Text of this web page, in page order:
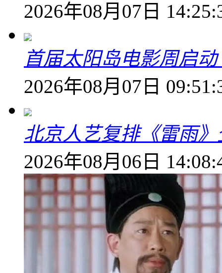
2026年08月07日
首届太阳岛电影周启
2026年08月07日
北京人艺复排《雷雨》
2026年08月06日